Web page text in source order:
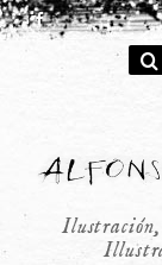
por:
Ilustración,